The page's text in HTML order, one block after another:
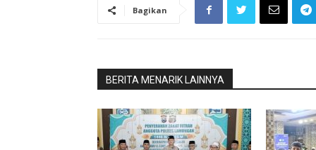
Bagikan
BERITA MENARIK LAINNYA